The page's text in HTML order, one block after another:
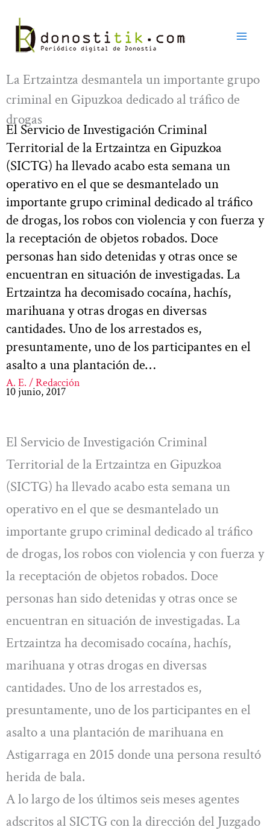
contenido
La Ertzaintza desmantela un importante grupo
criminal en Gipuzkoa dedicado al tráfico de
drogas
El Servicio de Investigación Criminal
Territorial de la Ertzaintza en Gipuzkoa
(SICTG) ha llevado acabo esta semana un
operativo en el que se desmantelado un
importante grupo criminal dedicado al tráfico
de drogas, los robos con violencia y con fuerza y
la receptación de objetos robados. Doce
personas han sido detenidas y otras once se
encuentran en situación de investigadas. La
Ertzaintza ha decomisado cocaína, hachís,
marihuana y otras drogas en diversas
cantidades. Uno de los arrestados es,
presuntamente, uno de los participantes en el
asalto a una plantación de…
A. E. / Redacción
10 junio, 2017
El Servicio de Investigación Criminal
Territorial de la Ertzaintza en Gipuzkoa
(SICTG) ha llevado acabo esta semana un
operativo en el que se desmantelado un
importante grupo criminal dedicado al tráfico
de drogas, los robos con violencia y con fuerza y
la receptación de objetos robados. Doce
personas han sido detenidas y otras once se
encuentran en situación de investigadas. La
Ertzaintza ha decomisado cocaína, hachís,
marihuana y otras drogas en diversas
cantidades. Uno de los arrestados es,
presuntamente, uno de los participantes en el
asalto a una plantación de marihuana en
Astigarraga en 2015 donde una persona resultó
herida de bala.
A lo largo de los últimos seis meses agentes
adscritos al SICTG con la dirección del Juzgado